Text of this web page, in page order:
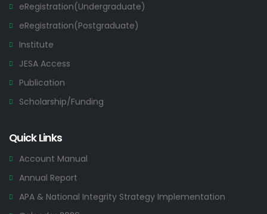
eRegistration(Undergraduate)
eRegistration(Postgraduate)
Institute
JESA Access
Publication
Scholarship/Funding
Quick Links
Account Manual
Annual Report
APA & National Integrity Strategy Implementation